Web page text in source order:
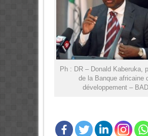
Ph : DR – Donald Kaberuka,
de la Banque africaine
développement – BAD